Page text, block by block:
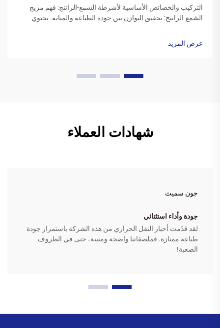
التركيب والخصائص الأساسية لأشرطة الشمع-الراتنج: فهم مزيج
الشمع-الراتنج: تحقيق التوازن بين جودة الطباعة والمتانة. تحتوي
والراتنج بين 20 إلى ...
عرض المزيد
شهادات العملاء
جون سميث
جودة وأداء استثنائي
لقد قدّمت أحبار النقل الحراري من هذه الشركة باستمرار جودة
طباعة ممتازة. فملصقاتنا واضحة ومتينة، حتى في الظروف
الصعبة!